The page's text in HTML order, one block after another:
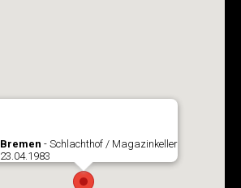
Bremen - Schlachthof / Magazinkeller
23.04.1983